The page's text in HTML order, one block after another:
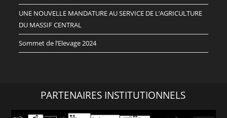
UNE NOUVELLE MANDATURE AU SERVICE DE L’AGRICULTURE
DU MASSIF CENTRAL
Sommet de l’Elevage 2024
PARTENAIRES INSTITUTIONNELS